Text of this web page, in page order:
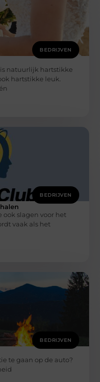
BEDRIJVEN
natuurlijk hartstikke
hartstikke leuk.
BEDRIJVEN
slagen voor het
vaak als het
BEDRIJVEN
te gaan op de auto?